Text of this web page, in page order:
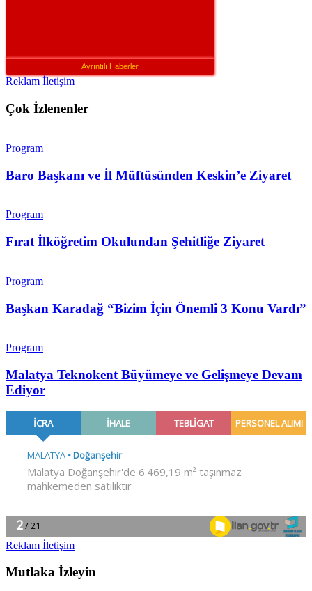
Ayrıntılı Haberler
Reklam İletişim
Çok İzlenenler
Program
Baro Başkanı ve İl Müftüsünden Keskin’e Ziyaret
Program
Fırat İlköğretim Okulundan Şehitliğe Ziyaret
Program
Başkan Karadağ “Bizim İçin Önemli 3 Konu Vardı”
Program
Malatya Teknokent Büyümeye ve Gelişmeye Devam
Ediyor
Reklam İletişim
Mutlaka İzleyin